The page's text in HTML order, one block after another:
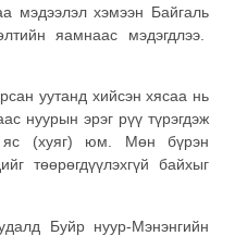
мэдээлэл хэмээн Байгаль
яамнаас мэдэгдлээ.
уутанд хийсэн хясаа нь
нуурын эрэг рүү түрэгдэж
яс (хуяг) юм. Мөн бүрэн
төөрөгдүүлэхгүй байхыг
Буйр нуур-Мэнэнгийн